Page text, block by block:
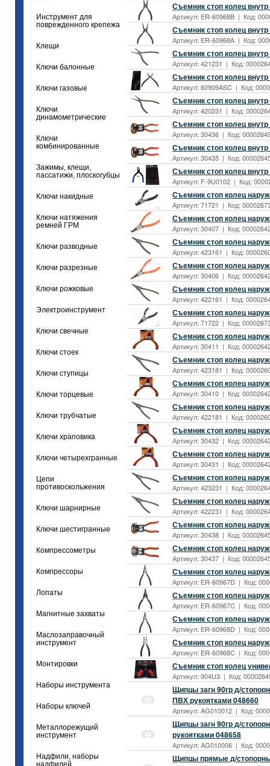
Инструмент для
поврежденного крепежа
Клещи
Ключи балонные
Ключи газовые
Ключи
динамометрические
Ключи
комбинированные
Зажимы, клещи,
пассатижи, плоскогубцы
Ключи накидные
Ключи натяжения
ремней ГРМ
Ключи разводные
Ключи разрезные
Ключи рожковые
Электроинструмент
Ключи свечные
Ключи стоек
Ключи ступицы
Ключи торцевые
Ключи трубчатые
Ключи храповика
Ключи четырехгранные
Цепи
противоскольжения
Ключи шарнирные
Ключи шестигранные
Компрессометры
Компрессоры
Лопаты
Магнитные захваты
Маслозаправочный
инструмент
Монтировки
Наборы инструмента
Наборы ключей
Металлорежущий
инструмент
Надфили, наборы
надфилей
Съемник стоп колец
Артикул: ER-60968B | Код:
Съемник стоп колец
Артикул: ER-60968A | Код:
Съемник стоп колец
Артикул: 421231 | Код:
Съемник стоп колец
Артикул: 60909ASC | Код:
Съемник стоп колец
Артикул: 420231 | Код:
Съемник стоп колец
Артикул: 30436 | Код:
Съемник стоп колец
Артикул: 30435 | Код:
Съемник стоп колец
Артикул: F-9U0102 | Код:
Съемник стоп колец
Артикул: 71721 | Код:
Съемник стоп колец
Артикул: 30407 | Код:
Съемник стоп колец
Артикул: 423161 | Код:
Съемник стоп колец
Артикул: 30406 | Код:
Съемник стоп колец
Артикул: 422161 | Код:
Съемник стоп колец
Артикул: 71722 | Код:
Съемник стоп колец
Артикул: 30411 | Код:
Съемник стоп колец
Артикул: 423181 | Код:
Съемник стоп колец
Артикул: 30410 | Код:
Съемник стоп колец
Артикул: 422181 | Код:
Съемник стоп колец
Артикул: 30432 | Код:
Съемник стоп колец
Артикул: 30431 | Код:
Съемник стоп колец
Артикул: 423231 | Код:
Съемник стоп колец
Артикул: 422231 | Код:
Съемник стоп колец
Артикул: 30438 | Код:
Съемник стоп колец
Артикул: 30437 | Код:
Съемник стоп колец
Артикул: ER-60967D | Код:
Съемник стоп колец
Артикул: ER-60967C | Код:
Съемник стоп колец
Артикул: ER-60968D | Код:
Съемник стоп колец
Артикул: ER-60968C | Код:
Съемник стоп колец
Артикул: 904U3 | Код:
Щипцы загн 90гр д/
ПВХ рукоятками 048660
Артикул: AG010012 | Код:
Щипцы загн 90гр д/
рукоятками 048658
Артикул: AG010006 | Код:
Щипцы прямые д/